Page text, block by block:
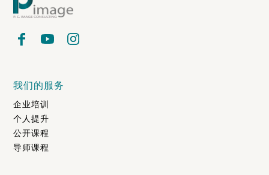
我们的服务
企业培训
个人提升
公开课程
导师课程